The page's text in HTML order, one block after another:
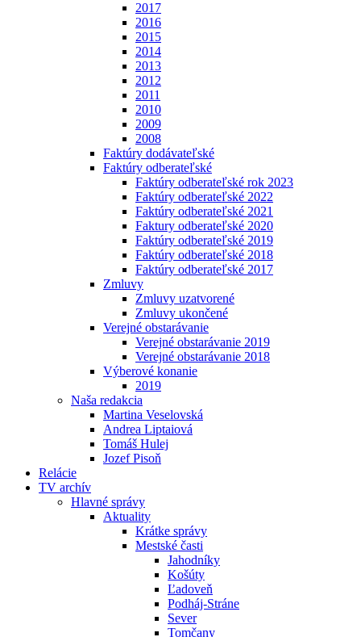
2017
2016
2015
2014
2013
2012
2011
2010
2009
2008
Faktúry dodávateľské
Faktúry odberateľské
Faktúry odberateľské rok 2023
Faktúry odberateľské 2022
Faktúry odberateľské 2021
Faktury odberateľské 2020
Faktúry odberateľské 2019
Faktúry odberateľské 2018
Faktúry odberateľské 2017
Zmluvy
Zmluvy uzatvorené
Zmluvy ukončené
Verejné obstarávanie
Verejné obstarávanie 2019
Verejné obstarávanie 2018
Výberové konanie
2019
Naša redakcia
Martina Veselovská
Andrea Liptaiová
Tomáš Hulej
Jozef Pisoň
Relácie
TV archív
Hlavné správy
Aktuality
Krátke správy
Mestské časti
Jahodníky
Košúty
Ľadoveň
Podháj-Stráne
Sever
Tomčany